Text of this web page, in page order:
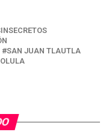
SAN JUAN TLAUTLA